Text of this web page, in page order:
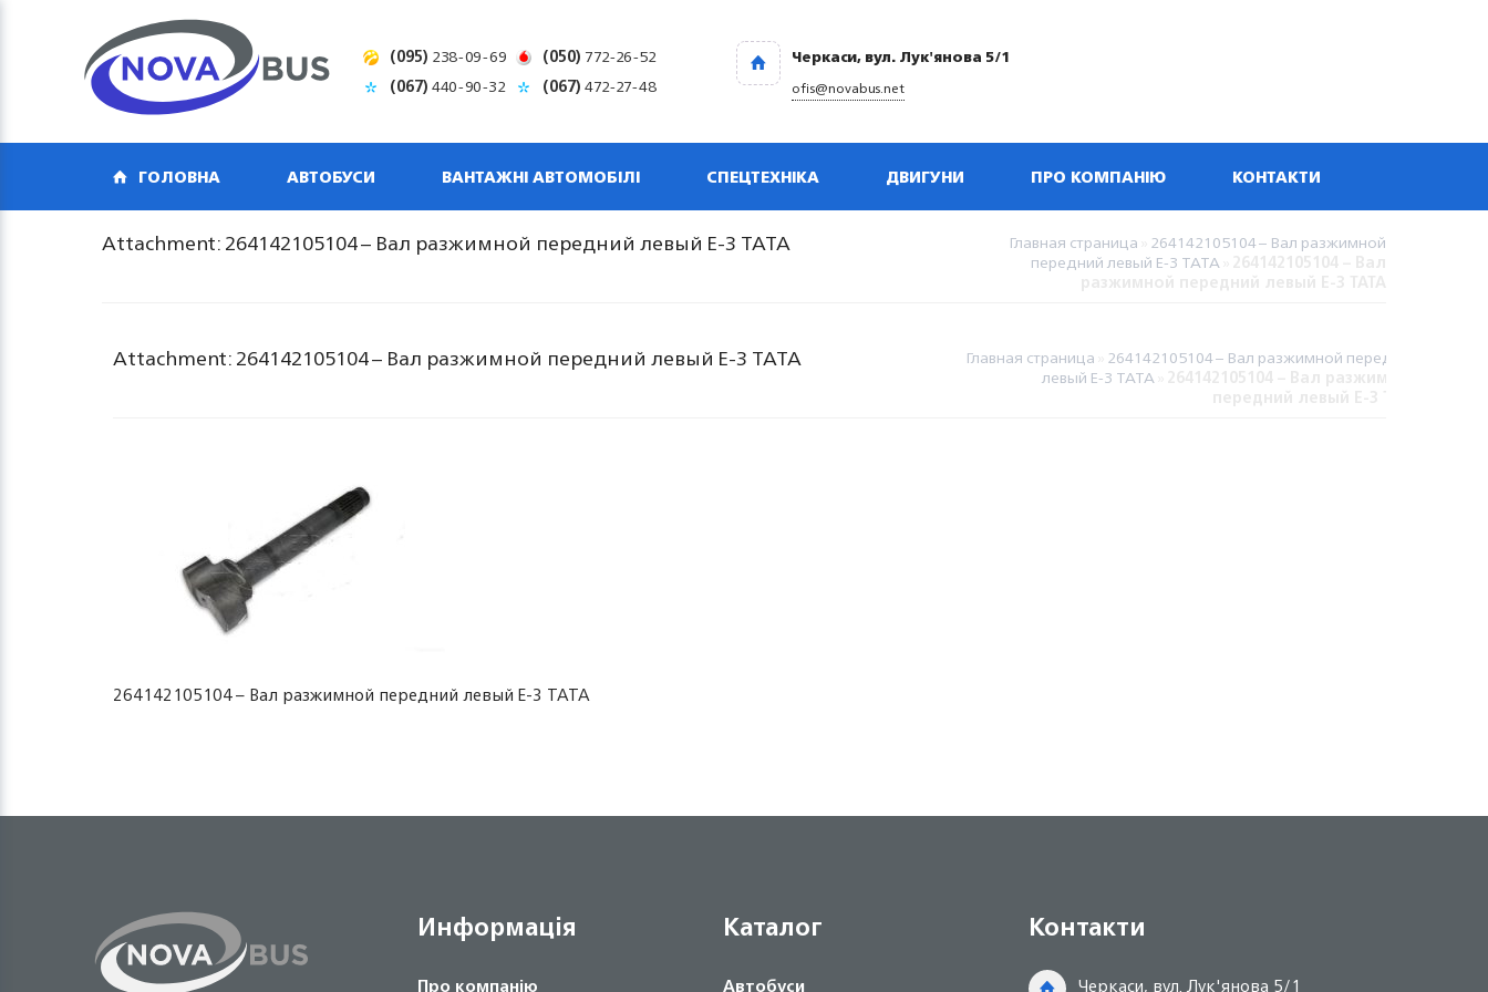
(095) 238-09-69 (050) 772-26-52
(067)440-90-32 (067)472-27-48
Черкаси, вул. Лук'янова 5/1
ofis@novabus.net
ГОЛОВНА АВТОБУСИ ВАНТАЖНІ АВТОМОБІЛІ СПЕЦТЕХНІКА ДВИГУНИ ПРО КОМПАНІЮ КОНТАКТИ
Attachment: 264142105104 – Вал разжимной передний левый Е-3 TATA Главная страница 264142105104 – Вал разжимной
передний левый Е-3 TATA
Attachment: 264142105104 – Вал разжимной передний левый Е-3 TATA Главная страница 264142105104 – Вал разжимной передний
левый Е-3 TATA
264142105104 – Вал разжимной передний левый Е-3 TATA
Информація
Про компанію
Каталог
Автобуси
Контакти
Черкаси, вул. Лук'янова 5/1